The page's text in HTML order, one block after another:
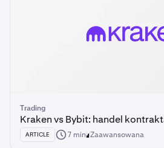
Trading
Kraken vs Bybit: handel
ARTICLE 7 min Zaawansowana